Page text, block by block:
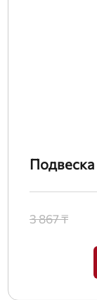
Подвеска
3 867 ₸